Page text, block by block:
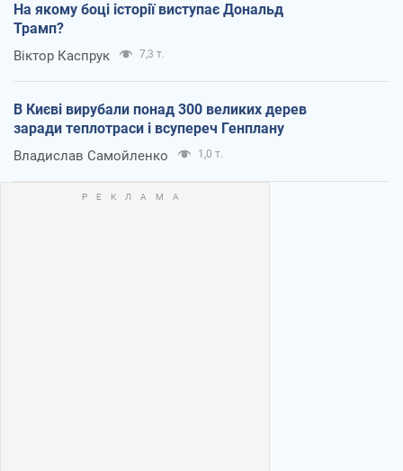
На якому боці історії виступає Дональд
Трамп?
Віктор Каспрук 7,3 т.
В Києві вирубали понад 300 великих дерев
заради теплотраси і всупереч Генплану
Владислав Самойленко 1,0 т.